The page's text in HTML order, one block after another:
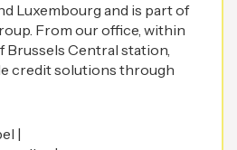
Luxembourg and is part of
From our office, within
Brussels Central station,
credit solutions through
|